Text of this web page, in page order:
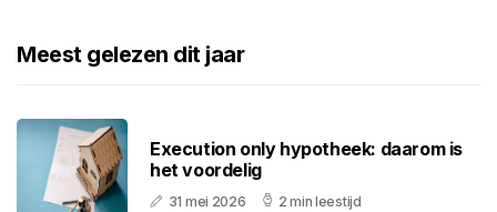
Meest gelezen dit jaar
Execution only hypotheek: daarom is
het voordelig
31 mei 2026 2 min leestijd